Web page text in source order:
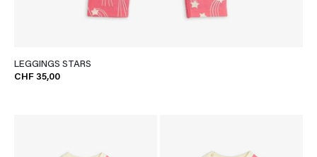
LEGGINGS STARS
CHF 35,00